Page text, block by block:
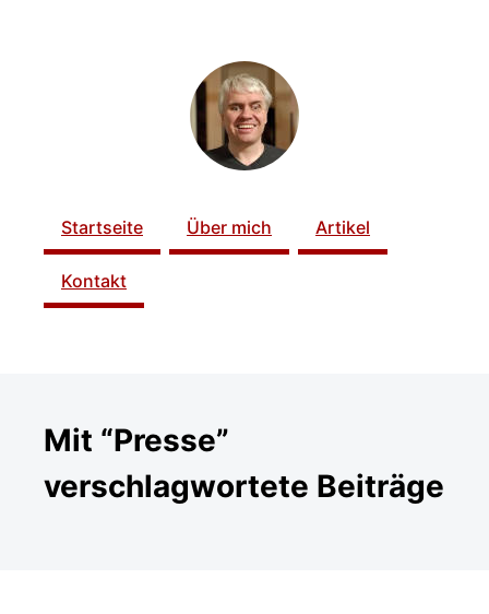
Startseite Über mich Artikel
Kontakt
Mit “Presse”
verschlagwortete Beiträge